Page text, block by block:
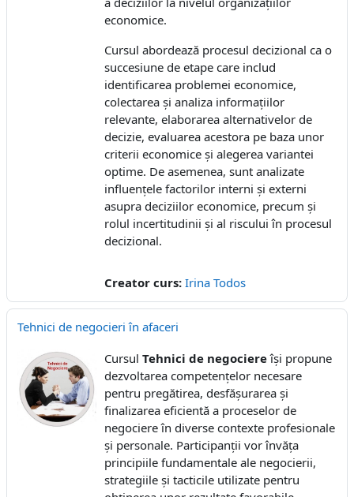
economice.
Cursul abordează procesul decizional ca o
succesiune de etape care includ
identificarea problemei economice,
colectarea și analiza informațiilor
relevante, elaborarea alternativelor de
decizie, evaluarea acestora pe baza unor
criterii economice și alegerea variantei
optime. De asemenea, sunt analizate
influențele factorilor interni și externi
asupra deciziilor economice, precum și
rolul incertitudinii și al riscului în procesul
decizional.
Creator curs: Irina Todos
Tehnici de negocieri în afaceri
Cursul Tehnici de negociereîși propune
dezvoltarea competențelor necesare
pentru pregătirea, desfășurarea și
finalizarea eficientă a proceselor de
negociere în diverse contexte profesionale
și personale. Participanții vor învăța
principiile fundamentale ale negocierii,
strategiile și tacticile utilizate pentru